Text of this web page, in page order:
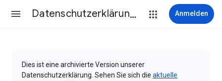
Datenschutzerklärung & Nutzungsbedingungen Anmelden
Dies ist eine archivierte Version unserer
Datenschutzerklärung. Sehen Sie sich die aktuelle